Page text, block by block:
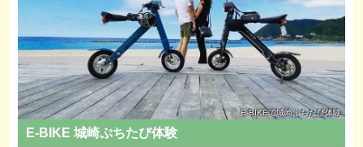
E-BIKEで城崎ぷちたび体験
E-BIKE 城崎ぷちたび体験